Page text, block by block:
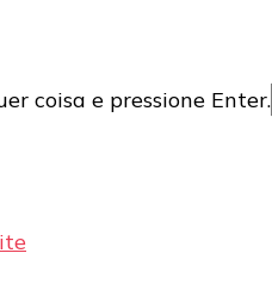
e Expositores Portateis
coisa e pressione Enter.
e Expositores Portateis